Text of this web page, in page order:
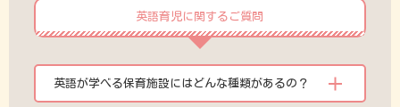
英語育児に関するご質問
英語が学べる保育施設にはどんな種類があるの？